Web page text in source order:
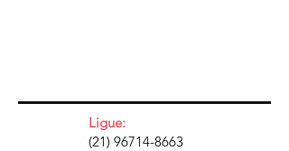
Ligue:
(21) 96714-8663